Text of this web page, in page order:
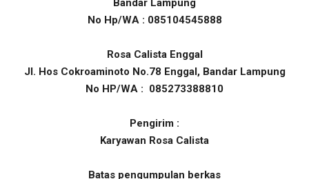
Bandar Lampung
No Hp/WA : 085104545888
Rosa Calista Enggal
Jl. Hos Cokroaminoto No.78 Enggal, Bandar Lampung
No HP/WA : 085273388810
Pengirim :
Karyawan Rosa Calista
Batas pengumpulan berkas